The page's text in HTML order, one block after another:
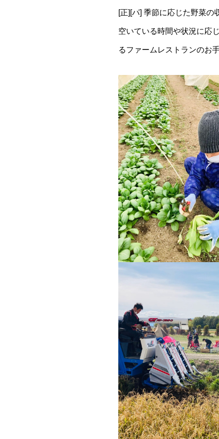
[正][パ] 季節に応じた野菜
空いている時間や状況に応
るファームレストランのお